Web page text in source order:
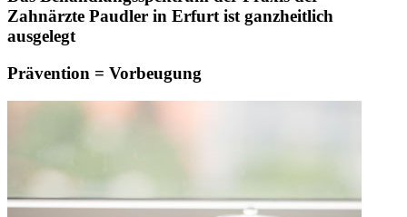
Zahnärzte Paudler in Erfurt ist ganzheitlich
ausgelegt
Prävention = Vorbeugung